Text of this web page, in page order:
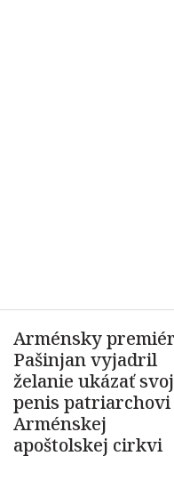
Arménsky premiér
Pašinjan vyjadril
želanie ukázať svoj
penis patriarchovi
Arménskej
apoštolskej cirkvi